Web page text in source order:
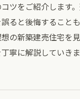
ツをご紹介します
ると後悔すること
の新築建売住宅を
寧に解説していきま